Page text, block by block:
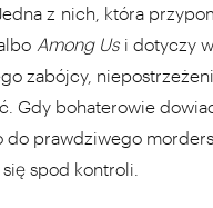
z nich, która
Among Us i dotyczy
zabójcy,
Gdy bohaterowie
do prawdziwego
spod kontroli.